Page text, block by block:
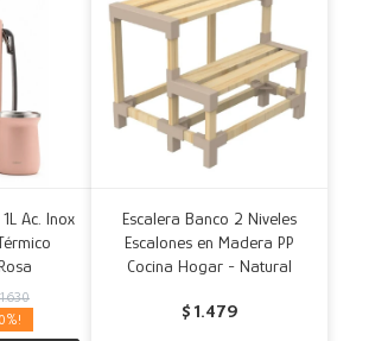
Ac. Inox
1.630
Escalera Banco 2 Niveles
Escalones en Madera PP
Cocina Hogar - Natural
$ 1.479